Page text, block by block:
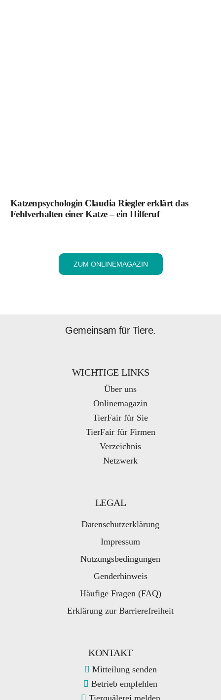
Katzenpsychologin Claudia Riegler erklärt das
Fehlverhalten einer Katze – ein Hilferuf
ZUM ONLINEMAGAZIN
Gemeinsam für Tiere.
WICHTIGE LINKS
Über uns
Onlinemagazin
TierFair für Sie
TierFair für Firmen
Verzeichnis
Netzwerk
LEGAL
Datenschutzerklärung
Impressum
Nutzungsbedingungen
Genderhinweis
Häufige Fragen (FAQ)
Erklärung zur Barrierefreiheit
KONTAKT
Mitteilung senden
Betrieb empfehlen